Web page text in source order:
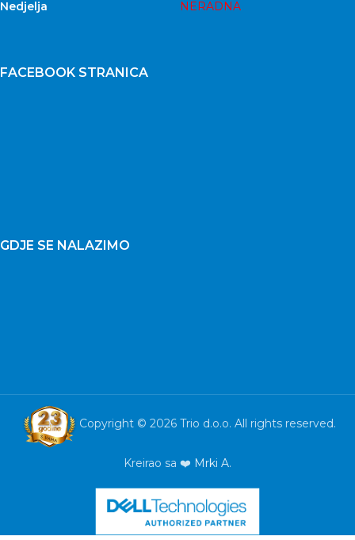
Nedjelja
NERADNA
FACEBOOK STRANICA
GDJE SE NALAZIMO
Copyright © 2026 Trio d.o.o. All rights reserved.
Kreirao sa ❤️ Mrki A.